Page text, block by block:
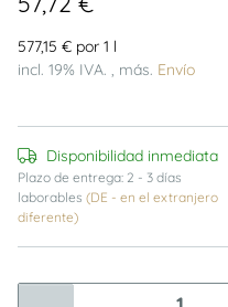
577,15 € por 1 l
incl. 19% IVA. , más. Envío
Disponibilidad inmediata
Plazo de entrega: 2 - 3 días
laborables (DE - en el extranjero
diferente)